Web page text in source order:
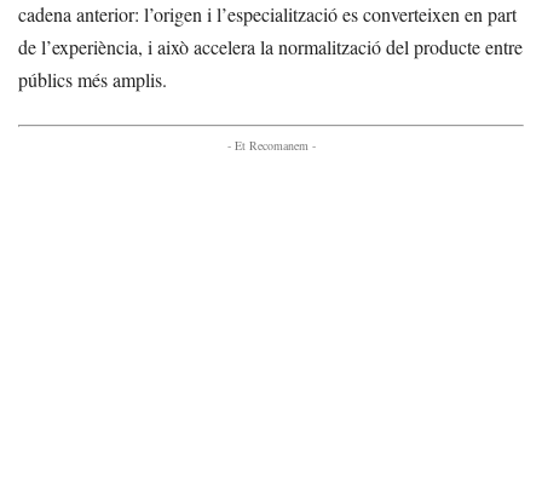
cadena anterior: l’origen i l’especialització es converteixen en part
de l’experiència, i això accelera la normalització del producte entre
públics més amplis.
- Et Recomanem -